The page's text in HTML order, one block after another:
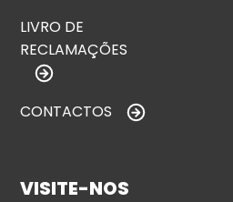
LIVRO DE
RECLAMAÇÕES
CONTACTOS
VISITE-NOS